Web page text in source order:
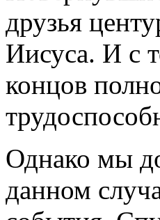
друзья
Иисуса. И с
концов
Однако мы
данном